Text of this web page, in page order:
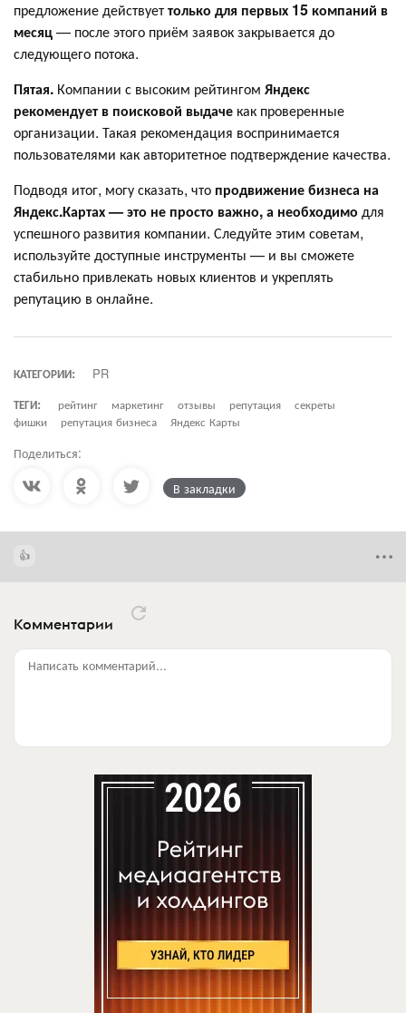
предложение действуеттолько для первых 15 компаний в
месяц— после этого приём заявок закрывается до
следующего потока.
Пятая. Компании с высоким рейтингом Яндекс
рекомендует в поисковой выдаче как проверенные
организации. Такая рекомендация воспринимается
пользователями как авторитетное подтверждение качества.
Подводя итог, могу сказать, что продвижение бизнеса на
Яндекс.Картах — это не просто важно, а необходимо для
успешного развития компании. Следуйте этим советам,
используйте доступные инструменты — и вы сможете
стабильно привлекать новых клиентов и укреплять
репутацию в онлайне.
КАТЕГОРИИ:
PR
ТЕГИ:
рейтинг маркетинг отзывы репутация
секреты
фишки
репутация бизнеса Яндекс Карты
Поделиться:
В закладки
Комментарии
Написать комментарий...